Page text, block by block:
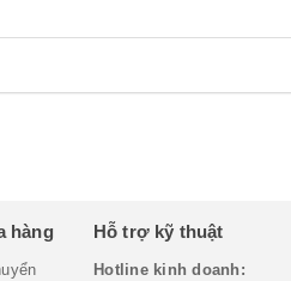
hàng Hỗ trợ kỹ thuật
Hotline kinh doanh: